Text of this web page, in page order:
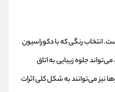
انتخاب رنگی که با دکوراسیون
جلوه زیبایی به اتاق
نیز می‌توانند به شکل کلی اثرات